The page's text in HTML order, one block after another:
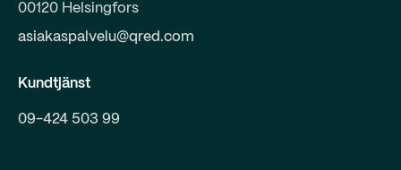
00120 Helsingfors
asiakaspalvelu@qred.com
Kundtjänst
09-424 503 99